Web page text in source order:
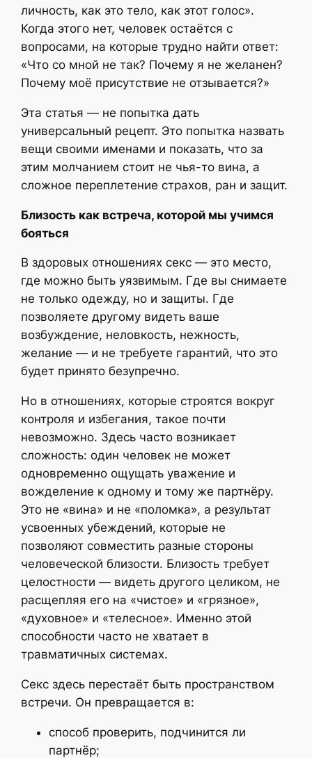
личность, как это тело, как этот голос».
Когда этого нет, человек остаётся с
вопросами, на которые трудно найти ответ:
«Что со мной не так? Почему я не желанен?
Почему моё присутствие не отзывается?»
Эта статья — не попытка дать
универсальный рецепт. Это попытка назвать
вещи своими именами и показать, что за
этим молчанием стоит не чья-то вина, а
сложное переплетение страхов, ран и защит.
Близость как встреча, которой мы учимся
бояться
В здоровых отношениях секс — это место,
где можно быть уязвимым. Где вы снимаете
не только одежду, но и защиты. Где
позволяете другому видеть ваше
возбуждение, неловкость, нежность,
желание — и не требуете гарантий, что это
будет принято безупречно.
Но в отношениях, которые строятся вокруг
контроля и избегания, такое почти
невозможно. Здесь часто возникает
сложность: один человек не может
одновременно ощущать уважение и
вожделение к одному и тому же партнёру.
Это не «вина» и не «поломка», а результат
усвоенных убеждений, которые не
позволяют совместить разные стороны
человеческой близости. Близость требует
целостности — видеть другого целиком, не
расщепляя его на «чистое» и «грязное»,
«духовное» и «телесное». Именно этой
способности часто не хватает в
травматичных системах.
Секс здесь перестаёт быть пространством
встречи. Он превращается в:
способ проверить, подчинится ли
партнёр;